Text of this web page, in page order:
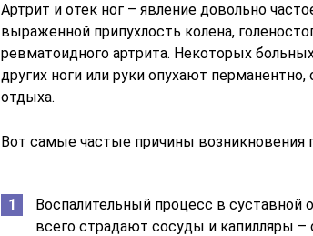
Артрит и отек ног – явление довольно
выраженной припухлость колена,
ревматоидного артрита. Некоторых
других ноги или руки опухают
отдыха.
Вот самые частые причины возникновения
Воспалительный процесс в суставной
всего страдают сосуды и капилляры –